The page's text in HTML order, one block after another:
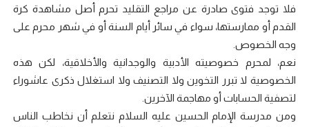
فلا توجد فتوى صادرة عن مراجع التقليد تحرم أصل مشاهدة كرة
القدم أو ممارستها، سواء في سائر أيام السنة أو في شهر محرم على
وجه الخصوص.
نعم، لمحرم خصوصيته الأدبية والوجدانية والأخلاقية، لكن هذه
الخصوصية لا تبرر التخوين ولا التصنيف ولا استغلال ذكرى عاشوراء
لتصفية الحسابات أو مهاجمة الآخرين.
ومن مدرسة الإمام الحسين عليه السلام نتعلم أن نخاطب الناس